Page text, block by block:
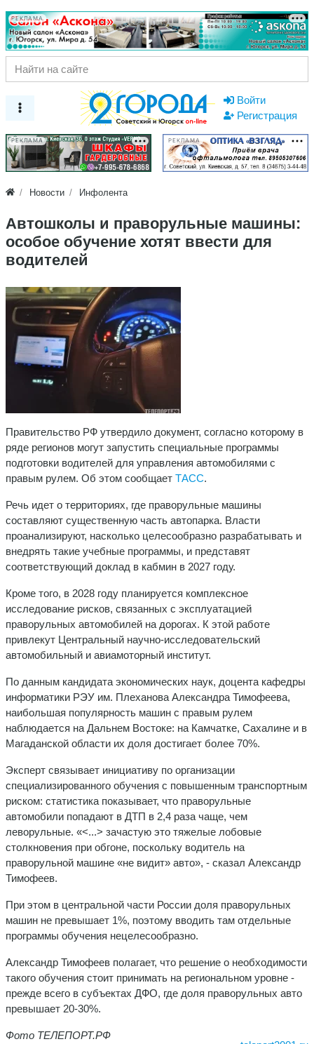
РЕКЛАМА
Войти
Регистрация
РЕКЛАМА РЕКЛАМА
Новости Инфолента
Автошколы и праворульные машины:
особое обучение хотят ввести для
водителей
Правительство РФ утвердило документ, согласно которому в
ряде регионов могут запустить специальные программы
подготовки водителей для управления автомобилями с
правым рулем. Об этом сообщает ТАСС.
Речь идет о территориях, где праворульные машины
составляют существенную часть автопарка. Власти
проанализируют, насколько целесообразно разрабатывать и
внедрять такие учебные программы, и представят
соответствующий доклад в кабмин в 2027 году.
Кроме того, в 2028 году планируется комплексное
исследование рисков, связанных с эксплуатацией
праворульных автомобилей на дорогах. К этой работе
привлекут Центральный научно-исследовательский
автомобильный и авиамоторный институт.
По данным кандидата экономических наук, доцента кафедры
информатики РЭУ им. Плеханова Александра Тимофеева,
наибольшая популярность машин с правым рулем
наблюдается на Дальнем Востоке: на Камчатке, Сахалине и в
Магаданской области их доля достигает более 70%.
Эксперт связывает инициативу по организации
специализированного обучения с повышенным транспортным
риском: статистика показывает, что праворульные
автомобили попадают в ДТП в 2,4 раза чаще, чем
леворульные. «<...> зачастую это тяжелые лобовые
столкновения при обгоне, поскольку водитель на
праворульной машине «не видит» авто», - сказал Александр
Тимофеев.
При этом в центральной части России доля праворульных
машин не превышает 1%, поэтому вводить там отдельные
программы обучения нецелесообразно.
Александр Тимофеев полагает, что решение о необходимости
такого обучения стоит принимать на региональном уровне -
прежде всего в субъектах ДФО, где доля праворульных авто
превышает 20-30%.
Фото ТЕЛЕПОРТ.РФ